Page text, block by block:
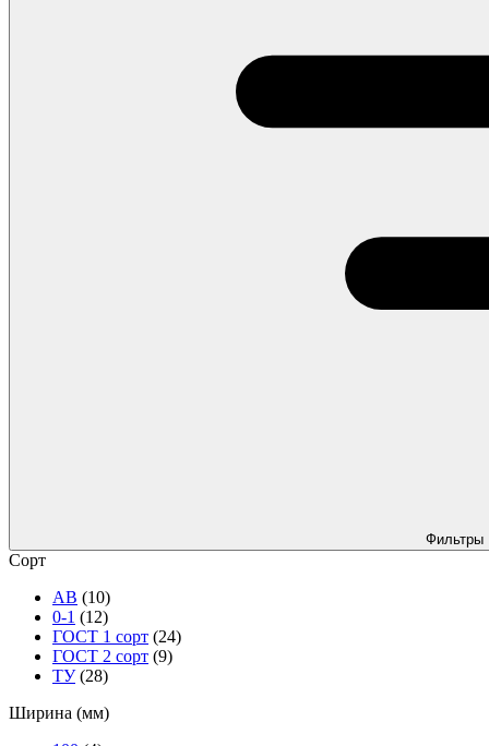
Фильтры
Сорт
АВ (10)
0-1 (12)
ГОСТ 1 сорт (24)
ГОСТ 2 сорт (9)
ТУ (28)
Ширина (мм)